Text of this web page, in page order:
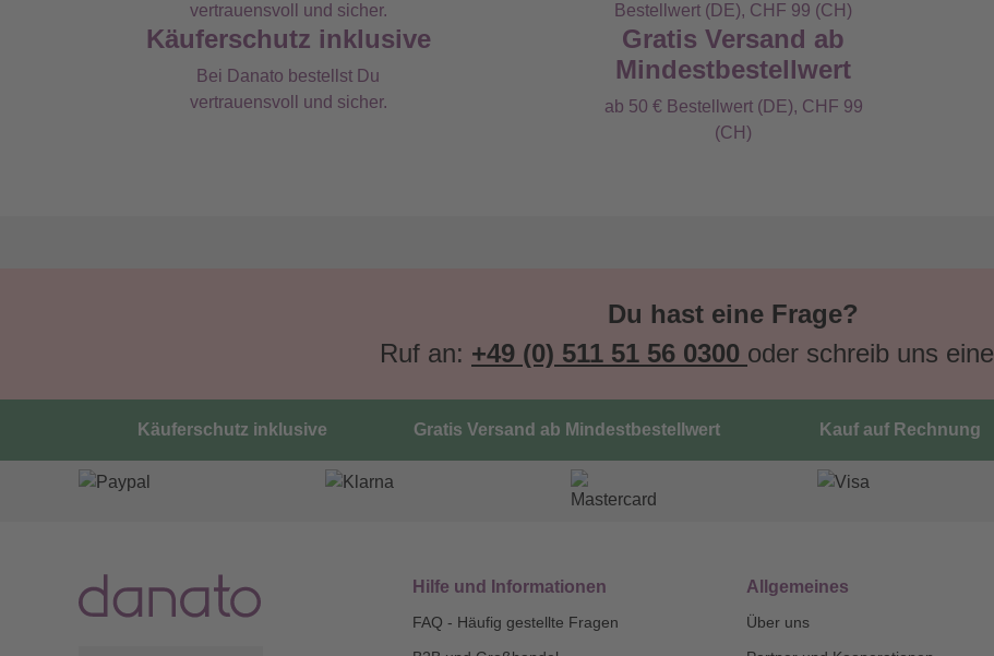
Käuferschutz inklusive
Bei Danato bestellst Du
vertrauensvoll und sicher.
Gratis Versand ab
Mindestbestellwert
ab 50 € Bestellwert (DE), CHF 99
(CH)
Du hast eine Frage?
Ruf an: +49 (0) 511 51 56 0300 oder schreib uns eine
Käuferschutz inklusive Gratis Versand ab Mindestbestellwert Kauf auf Rechnung
Hilfe und Informationen
FAQ - Häufig gestellte Fragen
Allgemeines
Über uns